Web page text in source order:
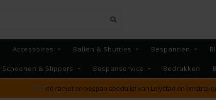
Accessoires Ballen & Shuttles Bespannen
Schoenen & Slippers Bespanservice Bedrukken
dé racket en bespan specialist van Lelystad en